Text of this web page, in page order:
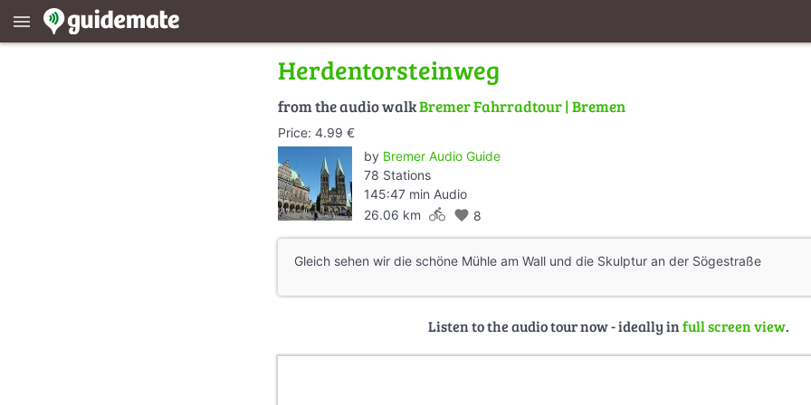
menu
Herdentorsteinweg
from the audio walkBremer Fahrradtour | Bremen
Price: 4.99 €
by Bremer Audio Guide
78 Stations
145:47 min Audio
26.06 km directions_bike favorite 8
Gleich sehen wir die schöne Mühle am Wall und die Skulptur an der Sögestraße
Listen to the audio tour now - ideally infull screen view.